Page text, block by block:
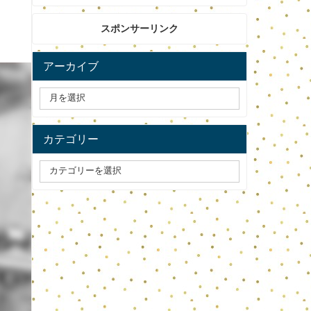
スポンサーリンク
アーカイブ
カテゴリー